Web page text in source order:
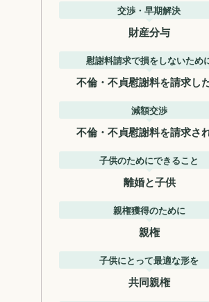
交渉・早期解決
財産分与
慰謝料請求で損をしないため
不倫・不貞慰謝料を請求し
減額交渉
不倫・不貞慰謝料を請求さ
子供のためにできること
離婚と子供
親権獲得のために
親権
子供にとって最適な形を
共同親権